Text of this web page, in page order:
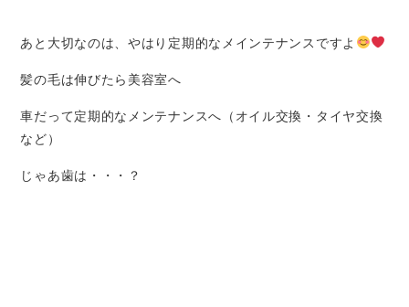
あと大切なのは、やはり定期的なメインテナンスですよ
髪の毛は伸びたら美容室へ
車だって定期的なメンテナンスへ（オイル交換・タイヤ交換
など）
じゃあ歯は・・・？